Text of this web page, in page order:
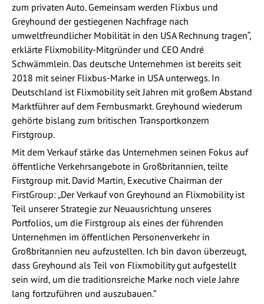
zum privaten Auto. Gemeinsam werden Flixbus und
Greyhound der gestiegenen Nachfrage nach
umweltfreundlicher Mobilität in den USA Rechnung tragen“,
erklärte Flixmobility-Mitgründer und CEO André
Schwämmlein. Das deutsche Unternehmen ist bereits seit
2018 mit seiner Flixbus-Marke in USA unterwegs. In
Deutschland ist Flixmobility seit Jahren mit großem Abstand
Marktführer auf dem Fernbusmarkt. Greyhound wiederum
gehörte bislang zum britischen Transportkonzern
Firstgroup.
Mit dem Verkauf stärke das Unternehmen seinen Fokus auf
öffentliche Verkehrsangebote in Großbritannien, teilte
Firstgroup mit. David Martin, Executive Chairman der
FirstGroup: „Der Verkauf von Greyhound an Flixmobility ist
Teil unserer Strategie zur Neuausrichtung unseres
Portfolios, um die Firstgroup als eines der führenden
Unternehmen im öffentlichen Personenverkehr in
Großbritannien neu aufzustellen. Ich bin davon überzeugt,
dass Greyhound als Teil von Flixmobility gut aufgestellt
sein wird, um die traditionsreiche Marke noch viele Jahre
lang fortzuführen und auszubauen.”